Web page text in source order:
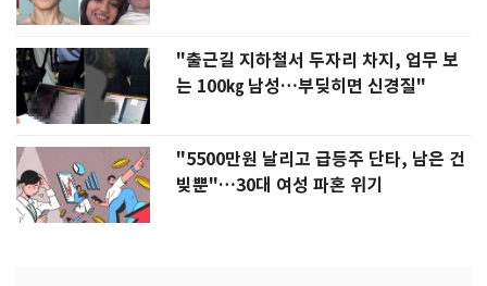
"출근길 지하철서 두자리 차지, 업무 보
는 100㎏ 남성…부딪히면 신경질"
"5500만원 날리고 급등주 단타, 남은 건
빚뿐"…30대 여성 파혼 위기